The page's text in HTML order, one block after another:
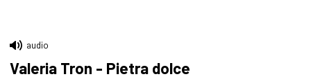
audio
Valeria Tron - Pietra dolce